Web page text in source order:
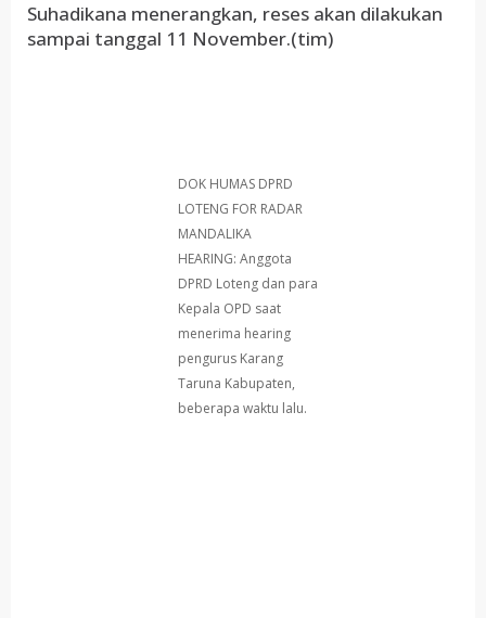
Suhadikana menerangkan, reses akan dilakukan
sampai tanggal 11 November.(tim)
DOK HUMAS DPRD
LOTENG FOR RADAR
MANDALIKA
HEARING: Anggota
DPRD Loteng dan para
Kepala OPD saat
menerima hearing
pengurus Karang
Taruna Kabupaten,
beberapa waktu lalu.